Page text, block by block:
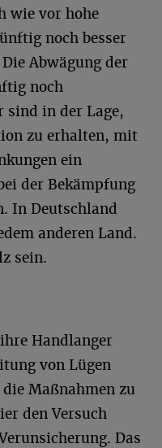
wie vor hohe
noch besser
Abwägung der
noch
sind in der Lage,
zu erhalten, mit
ein
der Bekämpfung
In Deutschland
anderen Land.
sein.
Handlanger
von Lügen
Maßnahmen zu
den Versuch
Das